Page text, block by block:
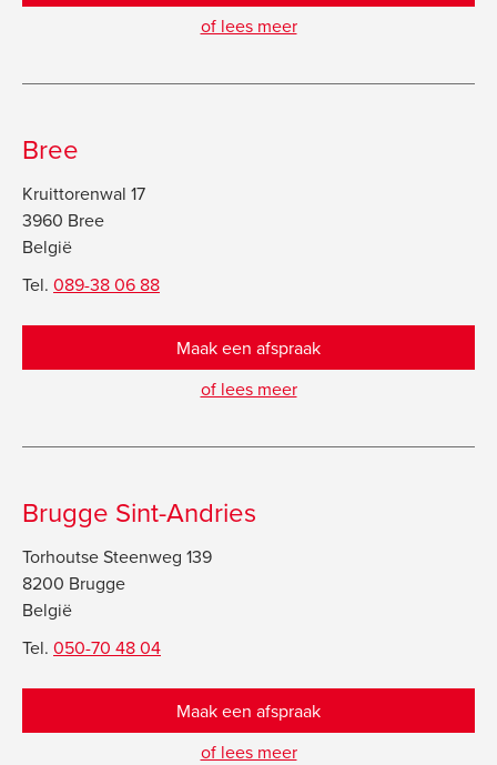
of lees meer
Bree
Kruittorenwal 17
3960 Bree
België
Tel. 089-38 06 88
Maak een afspraak
of lees meer
Brugge Sint-Andries
Torhoutse Steenweg 139
8200 Brugge
België
Tel. 050-70 48 04
Maak een afspraak
of lees meer